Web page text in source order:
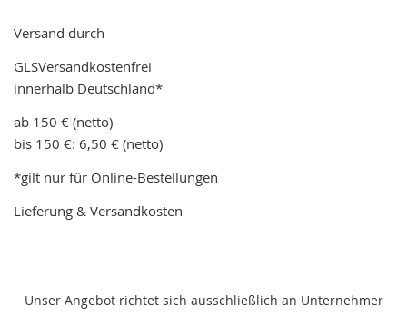
Versand durch
GLSVersandkostenfrei
innerhalb Deutschland*
ab 150 € (netto)
bis 150 €: 6,50 € (netto)
*gilt nur für Online-Bestellungen
Lieferung & Versandkosten
Unser Angebot richtet sich ausschließlich an Unternehmer